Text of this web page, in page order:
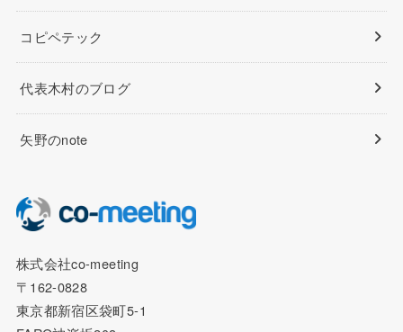
コピペテック
代表木村のブログ
矢野のnote
株式会社co-meeting
〒162-0828
東京都新宿区袋町5-1